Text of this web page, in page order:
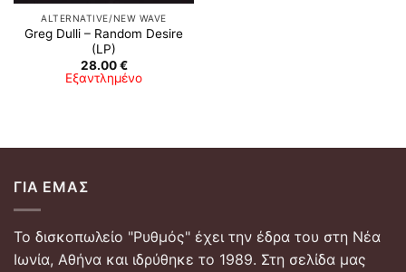
ALTERNATIVE/NEW WAVE
Greg Dulli – Random Desire
(LP)
28.00€
Εξαντλημένο
ΓΙΑ ΕΜΆΣ
Το δισκοπωλείο "Ρυθμός" έχει την έδρα του στη Νέα
Ιωνία, Αθήνα και ιδρύθηκε το 1989. Στη σελίδα μας